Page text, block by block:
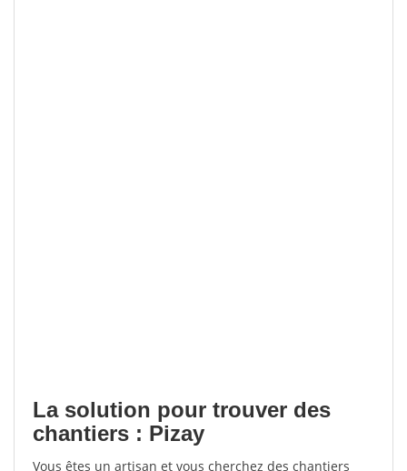
La solution pour trouver des
chantiers : Pizay
Vous êtes un artisan et vous cherchez des chantiers